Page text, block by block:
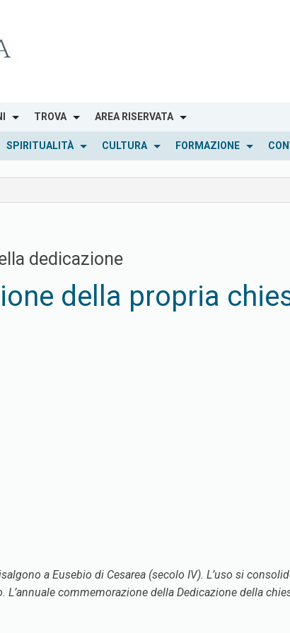
TROVA AREA RISERVATA
SPIRITUALITÀ CULTURA FORMAZIONE
dedicazione
della propria
a Eusebio di Cesarea (secolo IV). L’uso si
commemorazione della Dedicazione della